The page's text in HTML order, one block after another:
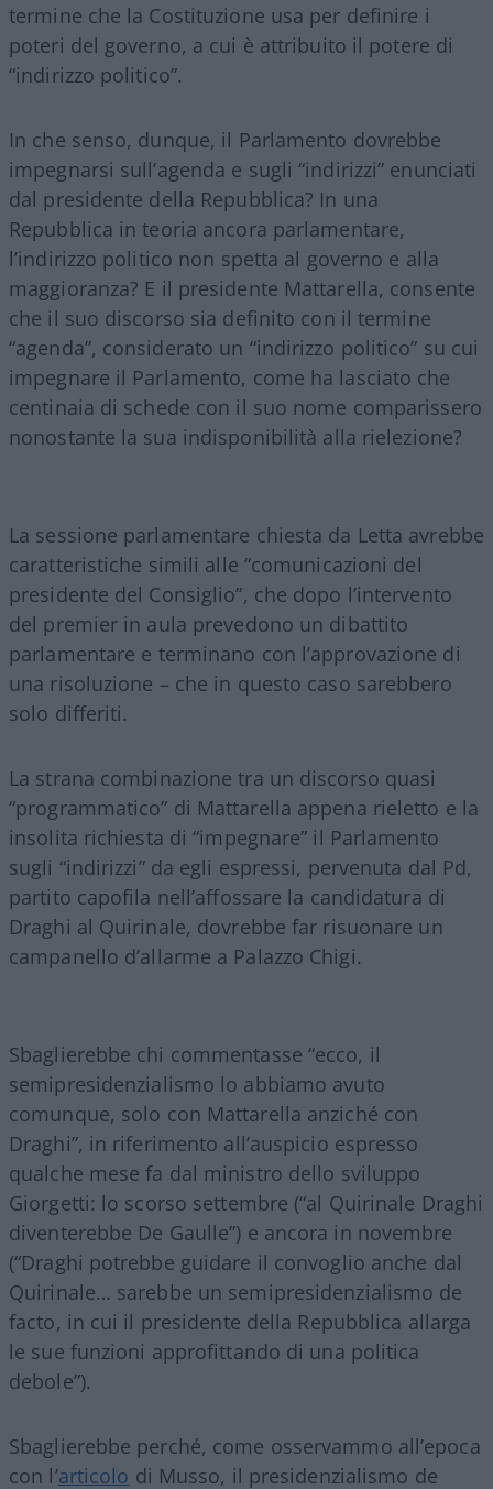
termine che la Costituzione usa per definire i
poteri del governo, a cui è attribuito il potere di
“indirizzo politico”.
In che senso, dunque, il Parlamento dovrebbe
impegnarsi sull’agenda e sugli “indirizzi” enunciati
dal presidente della Repubblica? In una
Repubblica in teoria ancora parlamentare,
l’indirizzo politico non spetta al governo e alla
maggioranza? E il presidente Mattarella, consente
che il suo discorso sia definito con il termine
“agenda”, considerato un “indirizzo politico” su cui
impegnare il Parlamento, come ha lasciato che
centinaia di schede con il suo nome comparissero
nonostante la sua indisponibilità alla rielezione?
La sessione parlamentare chiesta da Letta avrebbe
caratteristiche simili alle “comunicazioni del
presidente del Consiglio”, che dopo l’intervento
del premier in aula prevedono un dibattito
parlamentare e terminano con l’approvazione di
una risoluzione – che in questo caso sarebbero
solo differiti.
La strana combinazione tra un discorso quasi
“programmatico” di Mattarella appena rieletto e la
insolita richiesta di “impegnare” il Parlamento
sugli “indirizzi” da egli espressi, pervenuta dal Pd,
partito capofila nell’affossare la candidatura di
Draghi al Quirinale, dovrebbe far risuonare un
campanello d’allarme a Palazzo Chigi.
Sbaglierebbe chi commentasse “ecco, il
semipresidenzialismo lo abbiamo avuto
comunque, solo con Mattarella anziché con
Draghi”, in riferimento all’auspicio espresso
qualche mese fa dal ministro dello sviluppo
Giorgetti: lo scorso settembre (“al Quirinale Draghi
diventerebbe De Gaulle”) e ancora in novembre
(“Draghi potrebbe guidare il convoglio anche dal
Quirinale… sarebbe un semipresidenzialismo de
facto, in cui il presidente della Repubblica allarga
le sue funzioni approfittando di una politica
debole”).
Sbaglierebbe perché, come osservammo all’epoca
con l’articolo di Musso, il presidenzialismo de